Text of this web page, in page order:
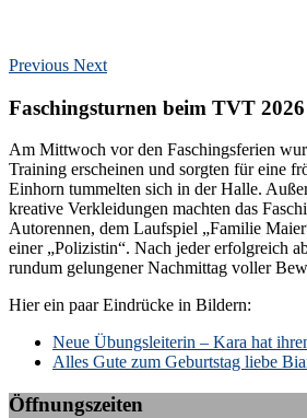
Previous Next
Faschingsturnen beim TVT 2026
Am Mittwoch vor den Faschingsferien
Training erscheinen und sorgten für eine
Einhorn tummelten sich in der Halle.
kreative Verkleidungen machten das
Autorennen, dem Laufspiel „Familie
einer „Polizistin“. Nach jeder erfolgreich
rundum gelungener Nachmittag voller
Hier ein paar Eindrücke in Bildern:
Neue Übungsleiterin – Kara hat
Alles Gute zum Geburtstag liebe
Öffnungszeiten